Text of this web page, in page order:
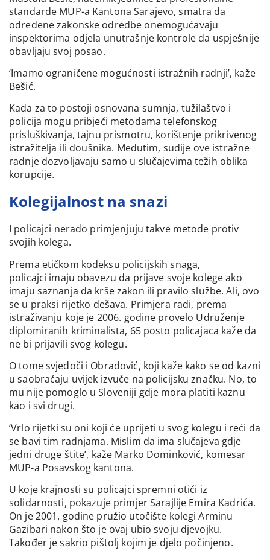
standarde MUP-a Kantona Sarajevo, smatra da
određene zakonske odredbe onemogućavaju
inspektorima odjela unutrašnje kontrole da uspješnije
obavljaju svoj posao.
‘Imamo ograničene mogućnosti istražnih radnji’, kaže
Bešić.
Kada za to postoji osnovana sumnja, tužilaštvo i
policija mogu pribjeći metodama telefonskog
prisluškivanja, tajnu prismotru, korištenje prikrivenog
istražitelja ili doušnika. Međutim, sudije ove istražne
radnje dozvoljavaju samo u slučajevima težih oblika
korupcije.
Kolegijalnost na snazi
I policajci nerado primjenjuju takve metode protiv
svojih kolega.
Prema etičkom kodeksu policijskih snaga,
policajci imaju obavezu da prijave svoje kolege ako
imaju saznanja da krše zakon ili pravilo službe. Ali, ovo
se u praksi rijetko dešava. Primjera radi, prema
istraživanju koje je 2006. godine provelo Udruženje
diplomiranih kriminalista, 65 posto policajaca kaže da
ne bi prijavili svog kolegu.
O tome svjedoči i Obradović, koji kaže kako se od kazni
u saobraćaju uvijek izvuče na policijsku značku. No, to
mu nije pomoglo u Sloveniji gdje mora platiti kaznu
kao i svi drugi.
‘Vrlo rijetki su oni koji će uprijeti u svog kolegu i reći da
se bavi tim radnjama. Mislim da ima slučajeva gdje
jedni druge štite’, kaže Marko Dominković, komesar
MUP-a Posavskog kantona.
U koje krajnosti su policajci spremni otići iz
solidarnosti, pokazuje primjer Sarajlije Emira Kadrića.
On je 2001. godine pružio utočište kolegi Arminu
Gazibari nakon što je ovaj ubio svoju djevojku.
Također je sakrio pištolj kojim je djelo počinjeno.